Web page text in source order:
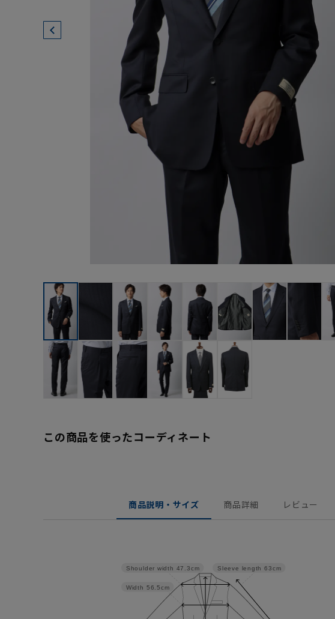
この商品を使ったコーディネート
商品説明・サイズ 商品詳細 レビュー
Sleeve length 63cm
Width 56.5cm
Shoulder width 47.3cm